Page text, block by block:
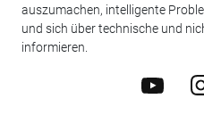
auszumachen, intelligente
und sich über technische und
informieren.